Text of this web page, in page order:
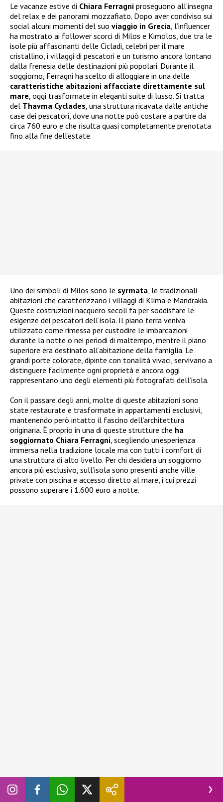
Le vacanze estive di Chiara Ferragni proseguono all’insegna
del relax e dei panorami mozzafiato. Dopo aver condiviso sui
social alcuni momenti del suo viaggio in Grecia , l’influencer
ha mostrato ai follower scorci di Milos e Kimolos, due tra le
isole più affascinanti delle Cicladi, celebri per il mare
cristallino, i villaggi di pescatori e un turismo ancora lontano
dalla frenesia delle destinazioni più popolari. Durante il
soggiorno, Ferragni ha scelto di alloggiare in una delle
caratteristiche abitazioni affacciate direttamente sul
mare , oggi trasformate in eleganti suite di lusso. Si tratta
del Thavma Cyclades , una struttura ricavata dalle antiche
case dei pescatori, dove una notte può costare a partire da
circa 760 euro e che risulta quasi completamente prenotata
fino alla fine dell’estate.
Uno dei simboli di Milos sono le syrmata , le tradizionali
abitazioni che caratterizzano i villaggi di Klima e Mandrakia.
Queste costruzioni nacquero secoli fa per soddisfare le
esigenze dei pescatori dell’isola. Il piano terra veniva
utilizzato come rimessa per custodire le imbarcazioni
durante la notte o nei periodi di maltempo, mentre il piano
superiore era destinato all’abitazione della famiglia. Le
grandi porte colorate, dipinte con tonalità vivaci, servivano a
distinguere facilmente ogni proprietà e ancora oggi
rappresentano uno degli elementi più fotografati dell’isola.
Con il passare degli anni, molte di queste abitazioni sono
state restaurate e trasformate in appartamenti esclusivi,
mantenendo però intatto il fascino dell’architettura
originaria. È proprio in una di queste strutture che ha
soggiornato Chiara Ferragni , scegliendo un’esperienza
immersa nella tradizione locale ma con tutti i comfort di
una struttura di alto livello. Per chi desidera un soggiorno
ancora più esclusivo, sull’isola sono presenti anche ville
private con piscina e accesso diretto al mare, i cui prezzi
possono superare i 1.600 euro a notte.